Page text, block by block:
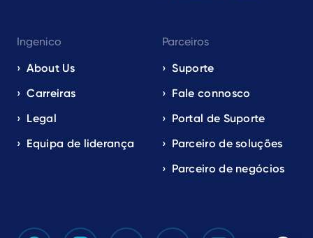
Ingenico
About Us
Carreiras
Legal
Equipa de liderança
Parceiros
Suporte
Fale connosco
Portal de Suporte
Parceiro de soluções
Parceiro de negócios